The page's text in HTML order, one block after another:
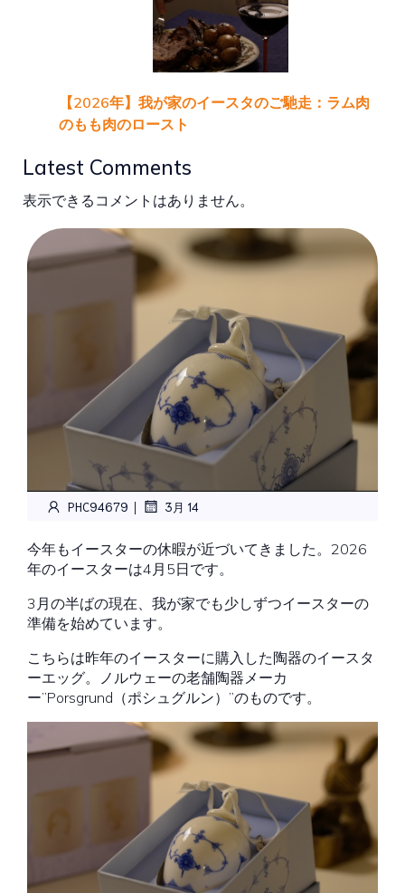
【2026年】我が家のイースタのご馳走：ラム肉
のもも肉のロースト
Latest Comments
表示できるコメントはありません。
PHC94679 | 3月 14
今年もイースターの休暇が近づいてきました。2026
年のイースターは4月5日です。
3月の半ばの現在、我が家でも少しずつイースターの
準備を始めています。
こちらは昨年のイースターに購入した陶器のイースタ
ーエッグ。ノルウェーの老舗陶器メーカ
ー”Porsgrund（ポシュグルン）”のものです。